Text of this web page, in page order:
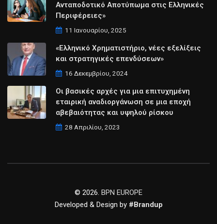
Ανταποδοτικό Αποτύπωμα στις Ελληνικές
Περιφέρειες»
11 Ιανουαρίου, 2025
«Ελληνικό Χρηματιστήριο, νέες εξελίξεις
και στρατηγικές επενδύσεων»
16 Δεκεμβρίου, 2024
Οι βασικές αρχές για μια επιτυχημένη
εταιρική αναδιοργάνωση σε μια εποχή
αβεβαιότητας και υψηλού ρίσκου
28 Απριλίου, 2023
© 2026. BPN EUROPE
Developed & Design by #Brandup